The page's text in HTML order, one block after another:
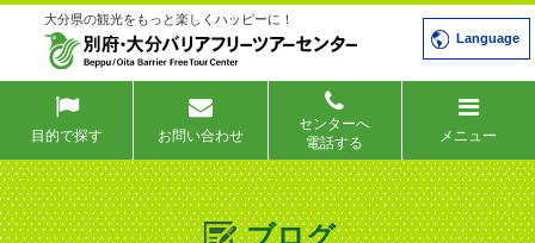
大分県の観光をもっと楽しくハッピーに！
Language
目的で探す お問い合わせ
センターへ
電話する
メニュー
ブログ